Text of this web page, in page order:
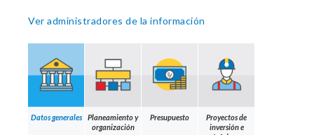
Ver administradores de la información
Datos generales
Planeamiento y
organización
Presupuesto
Proyectos de
inversión e